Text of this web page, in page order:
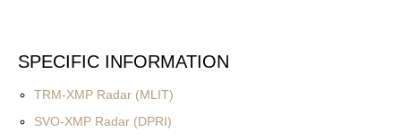
SPECIFIC INFORMATION
TRM-XMP Radar (MLIT)
SVO-XMP Radar (DPRI)